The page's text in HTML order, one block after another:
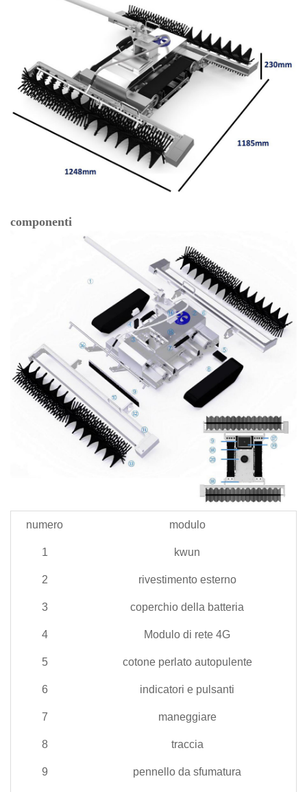
componenti
numero modulo
1 kwun
2 rivestimento esterno
3 coperchio della batteria
4 Modulo di rete 4G
5 cotone perlato autopulente
6 indicatori e pulsanti
7 maneggiare
8 traccia
9 pennello da sfumatura